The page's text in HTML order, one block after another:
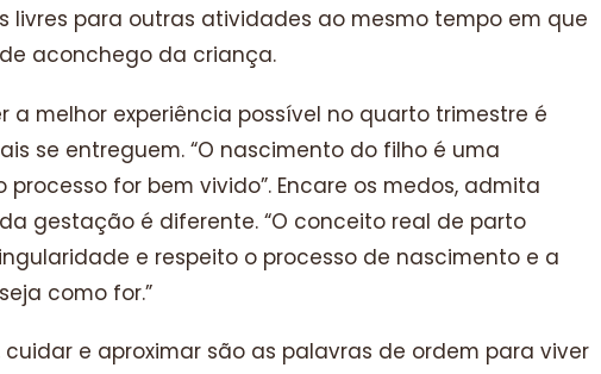
livres para outras atividades ao mesmo tempo em que
aconchego da criança.
a melhor experiência possível no quarto trimestre é
se entreguem. “O nascimento do filho é uma
for bem vivido”. Encare os medos, admita
gestação é diferente. “O conceito real de parto
e respeito o processo de nascimento e a
como for.”
cuidar e aproximar são as palavras de ordem para viver